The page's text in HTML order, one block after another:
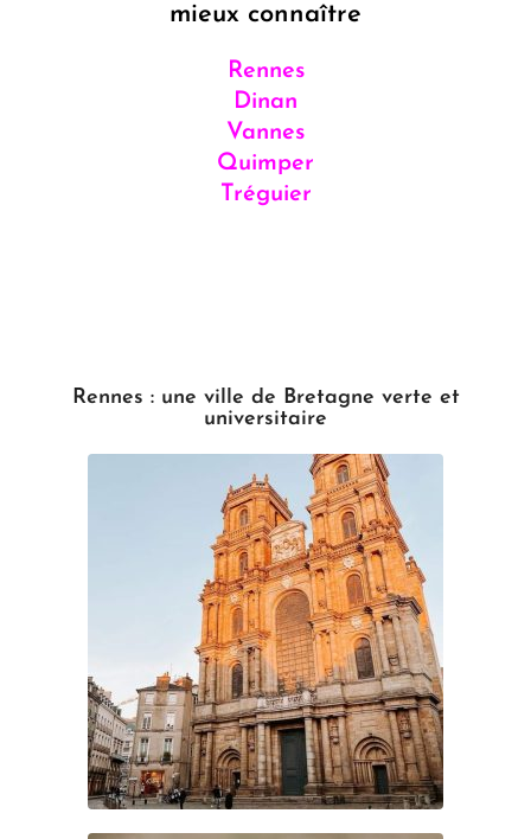
mieux connaître
Rennes
Dinan
Vannes
Quimper
Tréguier
Rennes : une ville de Bretagne verte et
universitaire